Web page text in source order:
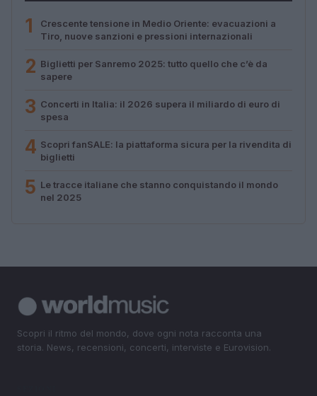
1
Crescente tensione in Medio Oriente: evacuazioni a
Tiro, nuove sanzioni e pressioni internazionali
2 Biglietti per Sanremo 2025: tutto quello che c’è da
sapere
3 Concerti in Italia: il 2026 supera il miliardo di euro di
spesa
4 Scopri fanSALE: la piattaforma sicura per la rivendita di
biglietti
5 Le tracce italiane che stanno conquistando il mondo
nel 2025
Scopri il ritmo del mondo, dove ogni nota racconta una
storia. News, recensioni, concerti, interviste e Eurovision.